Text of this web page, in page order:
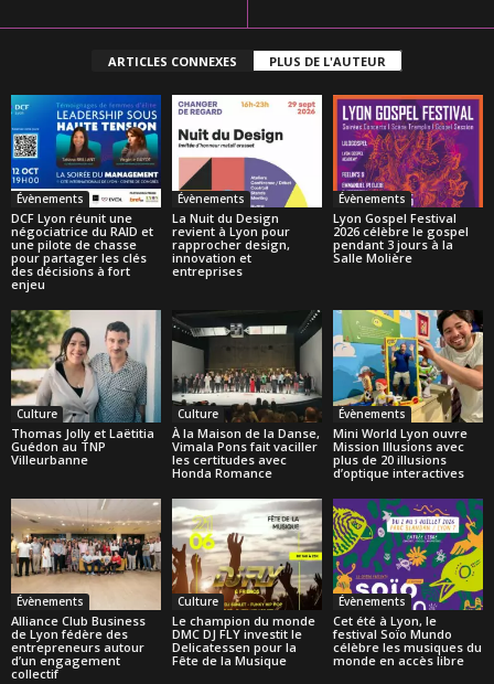
ARTICLES CONNEXES PLUS DE L'AUTEUR
Évènements
DCF Lyon réunit une
négociatrice du RAID et
une pilote de chasse
pour partager les clés
des décisions à fort
enjeu
Évènements
La Nuit du Design
revient à Lyon pour
rapprocher design,
innovation et
entreprises
Évènements
Lyon Gospel Festival
2026 célèbre le gospel
pendant 3 jours à la
Salle Molière
Culture
Thomas Jolly et Laëtitia
Guédon au TNP
Villeurbanne
Culture
À la Maison de la Danse,
Vimala Pons fait vaciller
les certitudes avec
Honda Romance
Évènements
Mini World Lyon ouvre
Mission Illusions avec
plus de 20 illusions
d’optique interactives
Évènements
Alliance Club Business
de Lyon fédère des
entrepreneurs autour
d’un engagement
collectif
Culture
Le champion du monde
DMC DJ FLY investit le
Delicatessen pour la
Fête de la Musique
Évènements
Cet été à Lyon, le
festival Soïo Mundo
célèbre les musiques du
monde en accès libre